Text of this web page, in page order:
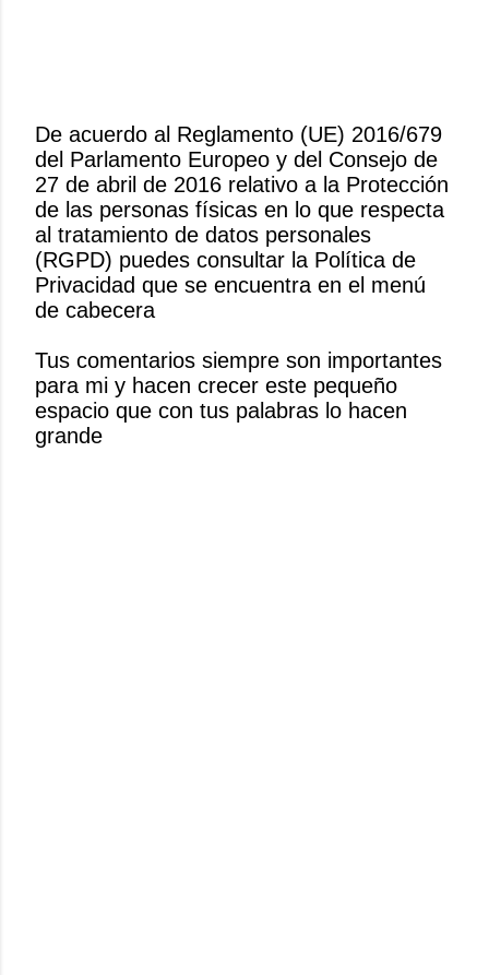
P
u
b
l
i
c
a
u
n
c
o
De acuerdo al Reglamento (UE) 2016/679
del Parlamento Europeo y del Consejo de
27 de abril de 2016 relativo a la Protección
de las personas físicas en lo que respecta
al tratamiento de datos personales
(RGPD) puedes consultar la Política de
Privacidad que se encuentra en el menú
de cabecera
Tus comentarios siempre son importantes
para mi y hacen crecer este pequeño
espacio que con tus palabras lo hacen
grande